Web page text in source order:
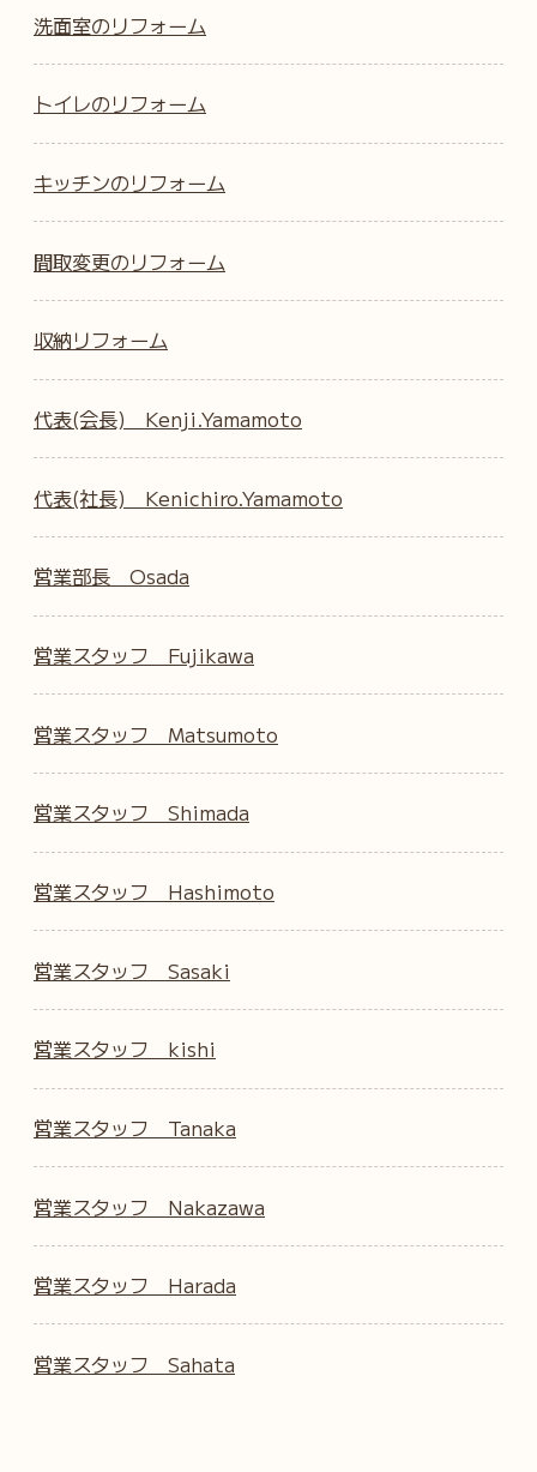
洗面室のリフォーム
トイレのリフォーム
キッチンのリフォーム
間取変更のリフォーム
収納リフォーム
代表(会長) Kenji.Yamamoto
代表(社長) Kenichiro.Yamamoto
営業部長 Osada
営業スタッフ Fujikawa
営業スタッフ Matsumoto
営業スタッフ Shimada
営業スタッフ Hashimoto
営業スタッフ Sasaki
営業スタッフ kishi
営業スタッフ Tanaka
営業スタッフ Nakazawa
営業スタッフ Harada
営業スタッフ Sahata